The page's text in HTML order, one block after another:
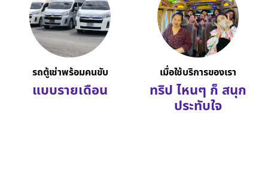
รถตู้เช่าพร้อมคนขับ
แบบรายเดือน
เมื่อใช้บริการของเรา
ทริป ไหนๆ ก็ สนุก
ประทับใจ